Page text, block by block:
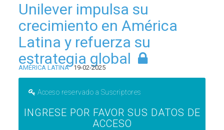
Unilever impulsa su
crecimiento en América
Latina y refuerza su
estrategia global
AMÉRICA LATINA 19-02-2025
Acceso reservado a Suscriptores
INGRESE POR FAVOR SUS DATOS DE
ACCESO